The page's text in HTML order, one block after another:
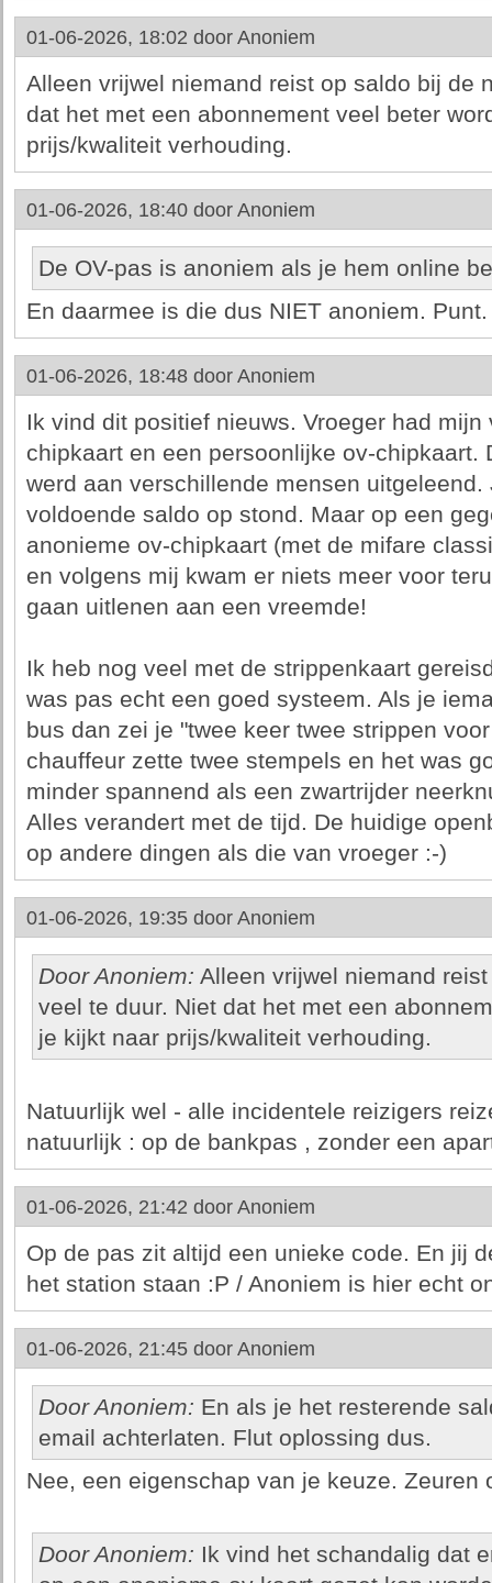
01-06-2026, 18:02 door Anoniem
Alleen vrijwel niemand reist op saldo bij de
dat het met een abonnement veel beter
prijs/kwaliteit verhouding.
01-06-2026, 18:40 door Anoniem
De OV-pas is anoniem als je hem online
En daarmee is die dus NIET anoniem. Punt.
01-06-2026, 18:48 door Anoniem
Ik vind dit positief nieuws. Vroeger had
chipkaart en een persoonlijke ov-chipkaart.
werd aan verschillende mensen
voldoende saldo op stond. Maar op een
anonieme ov-chipkaart (met de mifare
en volgens mij kwam er niets meer voor
gaan uitlenen aan een vreemde!
Ik heb nog veel met de strippenkaart
was pas echt een goed systeem. Als je
bus dan zei je "twee keer twee strippen
chauffeur zette twee stempels en het was
minder spannend als een zwartrijder
Alles verandert met de tijd. De huidige
op andere dingen als die van vroeger :-)
01-06-2026, 19:35 door Anoniem
Door Anoniem: Alleen vrijwel niemand
veel te duur. Niet dat het met een
je kijkt naar prijs/kwaliteit verhouding.
Natuurlijk wel - alle incidentele reizigers
natuurlijk : op de bankpas , zonder een
01-06-2026, 21:42 door Anoniem
Op de pas zit altijd een unieke code. En jij
het station staan :P / Anoniem is hier echt
01-06-2026, 21:45 door Anoniem
Door Anoniem: En als je het resterende
email achterlaten. Flut oplossing dus.
Nee, een eigenschap van je keuze. Zeuren
Door Anoniem: Ik vind het schandalig dat